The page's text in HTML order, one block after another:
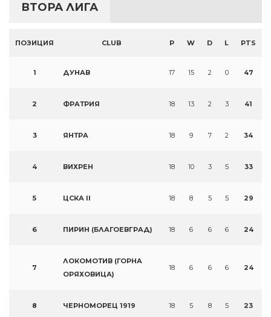
ВТОРА ЛИГА
ПОЗИЦИЯ CLUB P W D L PTS
1 ДУНАВ 17 15 2 0 47
2 ФРАТРИЯ 18 13 2 3 41
3 ЯНТРА 18 9 7 2 34
4 ВИХРЕН 18 10 3 5 33
5 ЦСКА II 18 8 5 5 29
6 ПИРИН (БЛАГОЕВГРАД) 18 6 6 6 24
7
ЛОКОМОТИВ (ГОРНА
ОРЯХОВИЦА)
18 6 6 6 24
8 ЧЕРНОМОРЕЦ 1919 18 5 8 5 23